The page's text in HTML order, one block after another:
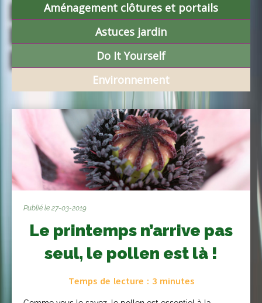
Aménagement clôtures et portails
Astuces jardin
Do It Yourself
Environnement
Publié le 27-03-2019
Le printemps n’arrive pas
seul, le pollen est là !
Temps de lecture : 3minutes